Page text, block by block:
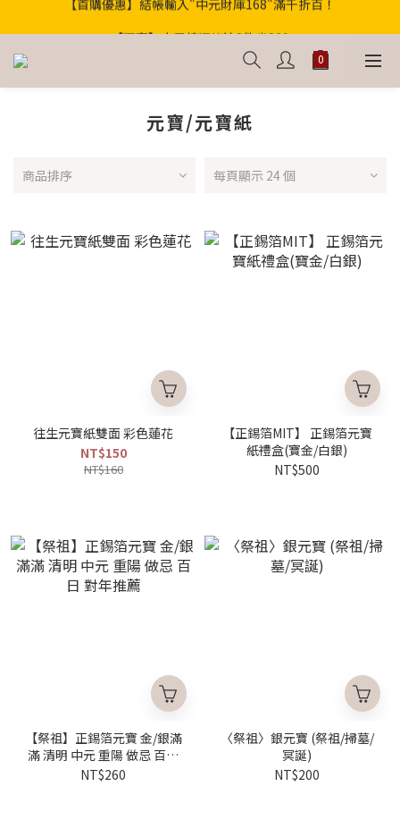
【獨家】中元轉運祕法2件省200
歡迎光臨！全店滿1000免運
元寶/元寶紙
商品排序 每頁顯示 24 個
往生元寶紙雙面 彩色蓮花
NT$150
NT$160
【正錫箔MIT】 正錫箔元寶
紙禮盒(寶金/白銀)
NT$500
【祭祖】正錫箔元寶 金/銀滿
滿 清明 中元 重陽 做忌 百日
對年推薦
NT$260
〈祭祖〉銀元寶 (祭祖/掃墓/
冥誕)
NT$200